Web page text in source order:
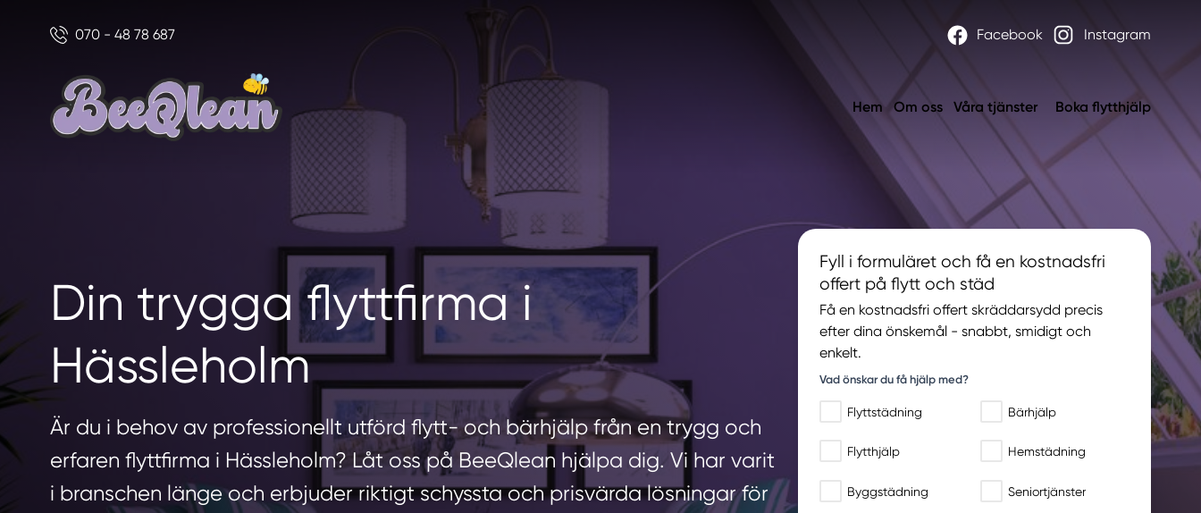
070 - 48 78 687 Facebook Instagram
Hem Om oss Våra tjänster Boka flytthjälp
Din trygga flyttfirma i
Hässleholm
Är du i behov av professionellt utförd flytt- och bärhjälp från en trygg och
erfaren flyttfirma i Hässleholm? Låt oss på BeeQlean hjälpa dig. Vi har varit
i branschen länge och erbjuder riktigt schyssta och prisvärda lösningar för
Fyll i formuläret och få en kostnadsfri
offert på flytt och städ
Få en kostnadsfri offert skräddarsydd precis
efter dina önskemål - snabbt, smidigt och
enkelt.
Vad önskar du få hjälp med?
Flyttstädning Bärhjälp
Flytthjälp Hemstädning
Byggstädning Seniortjänster